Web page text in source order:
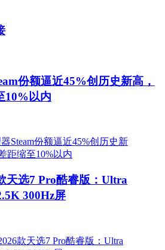
份额逼近45%创历史新高，
10%以内
天选7 Pro酷睿版：Ultra
300Hz屏